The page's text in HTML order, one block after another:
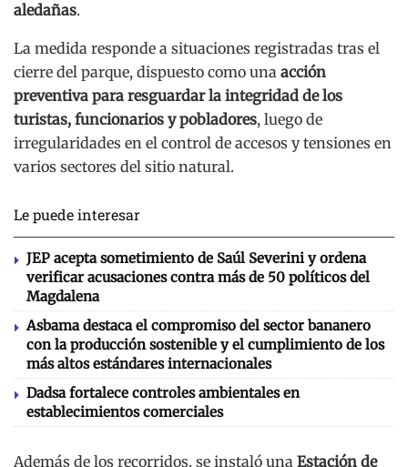
aledañas.
La medida responde a situaciones registradas tras el
cierre del parque, dispuesto como una acción
preventiva para resguardar la integridad de los
turistas, funcionarios y pobladores, luego de
irregularidades en el control de accesos y tensiones en
varios sectores del sitio natural.
Le puede interesar
JEP acepta sometimiento de Saúl Severini y ordena
verificar acusaciones contra más de 50 políticos del
Magdalena
Asbama destaca el compromiso del sector bananero
con la producción sostenible y el cumplimiento de los
más altos estándares internacionales
Dadsa fortalece controles ambientales en
establecimientos comerciales
Además de los recorridos, se instaló una Estación de